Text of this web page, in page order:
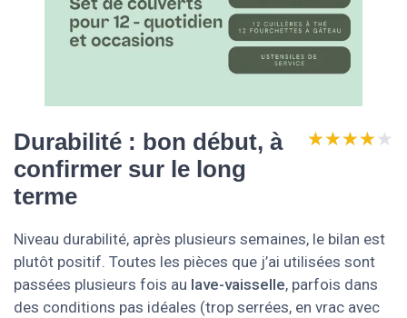
Durabilité : bon début, à
confirmer sur le long
terme
★★★★★
★★★★★
Niveau durabilité, après plusieurs semaines, le bilan est
plutôt positif. Toutes les pièces que j’ai utilisées sont
passées plusieurs fois au lave-vaisselle, parfois dans
des conditions pas idéales (trop serrées, en vrac avec